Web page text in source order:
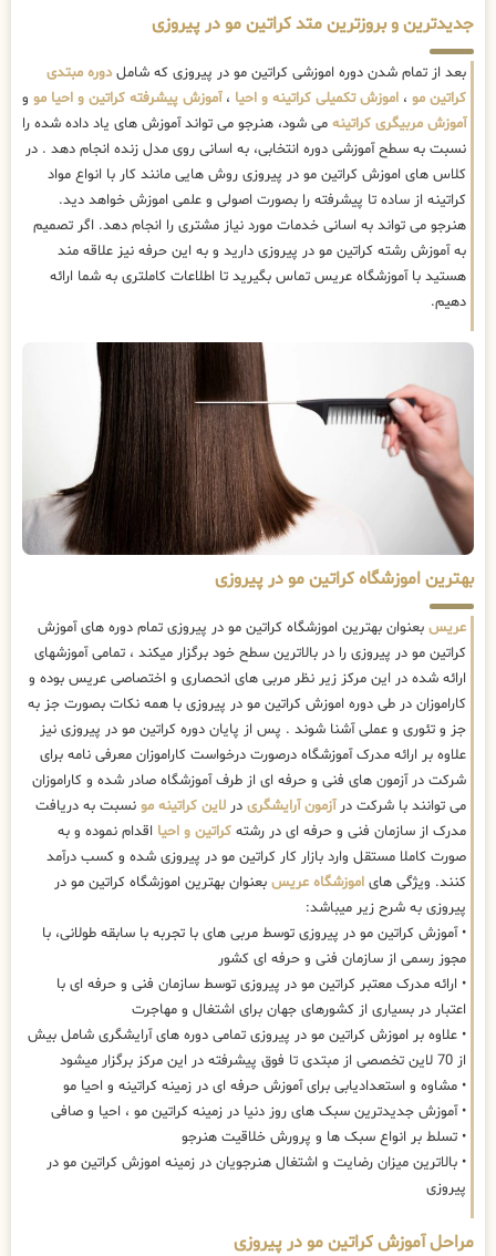
جدیدترین و بروزترین متد کراتین مو در پیروزی
بعد از تمام شدن دوره اموزشی کراتین مو در پیروزی که شاملدوره مبتدی
کراتین مو ، اموزش تکمیلی کراتینه و احیا ،آموزش پیشرفته کراتین و احیا مو و
آموزش مربیگری کراتینه می شود، هنرجو می تواند آموزش های یاد داده شده را
نسبت به سطح آموزشی دوره انتخابی، به اسانی روی مدل زنده انجام دهد . در
کلاس های اموزش کراتین مو در پیروزی روش هایی مانند کار با انواع مواد
کراتینه از ساده تا پیشرفته را بصورت اصولی و علمی اموزش خواهد دید.
هنرجو می تواند به اسانی خدمات مورد نیاز مشتری را انجام دهد. اگر تصمیم
به آموزش رشته کراتین مو در پیروزی دارید و به این حرفه نیز علاقه مند
هستید با آموزشگاه عریس تماس بگیرید تا اطلاعات کاملتری به شما ارائه
دهیم.
بهترین اموزشگاه کراتین مو در پیروزی
عریس بعنوان بهترین اموزشگاه کراتین مو در پیروزی تمام دوره های آموزش
کراتین مو در پیروزی را در بالاترین سطح خود برگزار میکند ، تمامی آموزشهای
ارائه شده در این مرکز زیر نظر مربی های انحصاری و اختصاصی عریس بوده و
کاراموزان در طی دوره اموزش کراتین مو در پیروزی با همه نکات بصورت جز به
جز و تئوری و عملی آشنا شوند . پس از پایان دوره کراتین مو در پیروزی نیز
علاوه بر ارائه مدرک آموزشگاه درصورت درخواست کاراموزان معرفی نامه برای
شرکت در آزمون های فنی و حرفه ای از طرف آموزشگاه صادر شده و کاراموزان
می توانند با شرکت درآزمون آرایشگری در لاین کراتینه مو نسبت به دریافت
مدرک از سازمان فنی و حرفه ای در رشته کراتین و احیا اقدام نموده و به
صورت کاملا مستقل وارد بازار کار کراتین مو در پیروزی شده و کسب درآمد
کنند. ویژگی های اموزشگاه عریس بعنوان بهترین اموزشگاه کراتین مو در
پیروزی به شرح زیر میباشد:
• آموزش کراتین مو در پیروزی توسط مربی های با تجربه با سابقه طولانی، با
مجوز رسمی از سازمان فنی و حرفه ای کشور
• ارائه مدرک معتبر کراتین مو در پیروزی توسط سازمان فنی و حرفه ای با
اعتبار در بسیاری از کشورهای جهان برای اشتغال و مهاجرت
• علاوه بر اموزش کراتین مو در پیروزی تمامی دوره های آرایشگری شامل بیش
از 70 لاین تخصصی از مبتدی تا فوق پیشرفته در این مرکز برگزار میشود
• مشاوه و استعدادیابی برای آموزش حرفه ای در زمینه کراتینه و احیا مو
• آموزش جدیدترین سبک های روز دنیا در زمینه کراتین مو ، احیا و صافی
• تسلط بر انواع سبک ها و پرورش خلاقیت هنرجو
• بالاترین میزان رضایت و اشتغال هنرجویان در زمینه اموزش کراتین مو در
پیروزی
مراحل آموزش کراتین مو در پیروزی